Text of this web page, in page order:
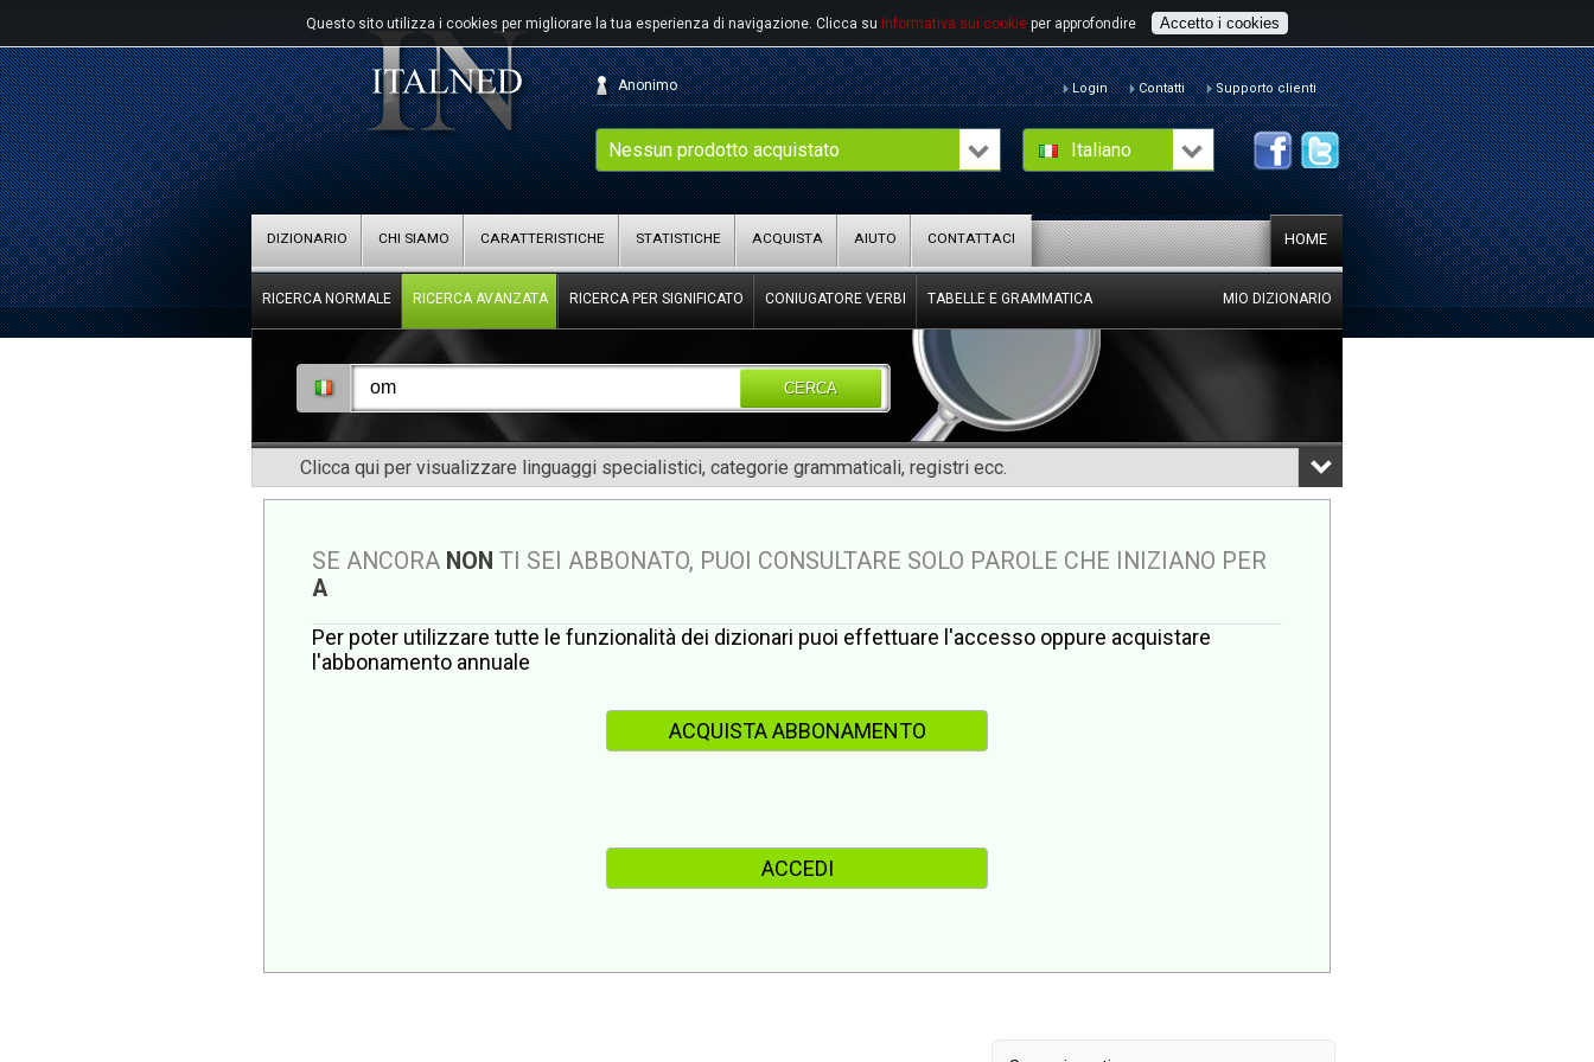
Questo sito utilizza i cookies per migliorare la tua esperienza di navigazione. Clicca su Informativa sui cookie per approfondire Accetto i cookies
Italiano
Nessun prodotto acquistato
Anonimo Login Contatti Supporto clienti
HOME
DIZIONARIO CHI SIAMO CARATTERISTICHE STATISTICHE ACQUISTA AIUTO CONTATTACI
RICERCA NORMALE RICERCA AVANZATA RICERCA PER SIGNIFICATO CONIUGATORE VERBI TABELLE E GRAMMATICA MIO DIZIONARIO
CERCA
Clicca qui per visualizzare linguaggi specialistici, categorie grammaticali, registri ecc.
SE ANCORA NON TI SEI ABBONATO, PUOI CONSULTARE SOLO PAROLE CHE INIZIANO PER
A
Per poter utilizzare tutte le funzionalità dei dizionari puoi effettuare l'accesso oppure acquistare
l'abbonamento annuale
ACQUISTA ABBONAMENTO
ACCEDI